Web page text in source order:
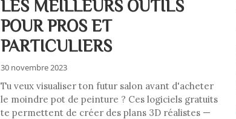
LES MEILLEURS OUTILS
POUR PROS ET
PARTICULIERS
30 novembre 2023
Tu veux visualiser ton futur salon avant d'acheter
le moindre pot de peinture ? Ces logiciels gratuits
te permettent de créer des plans 3D réalistes —